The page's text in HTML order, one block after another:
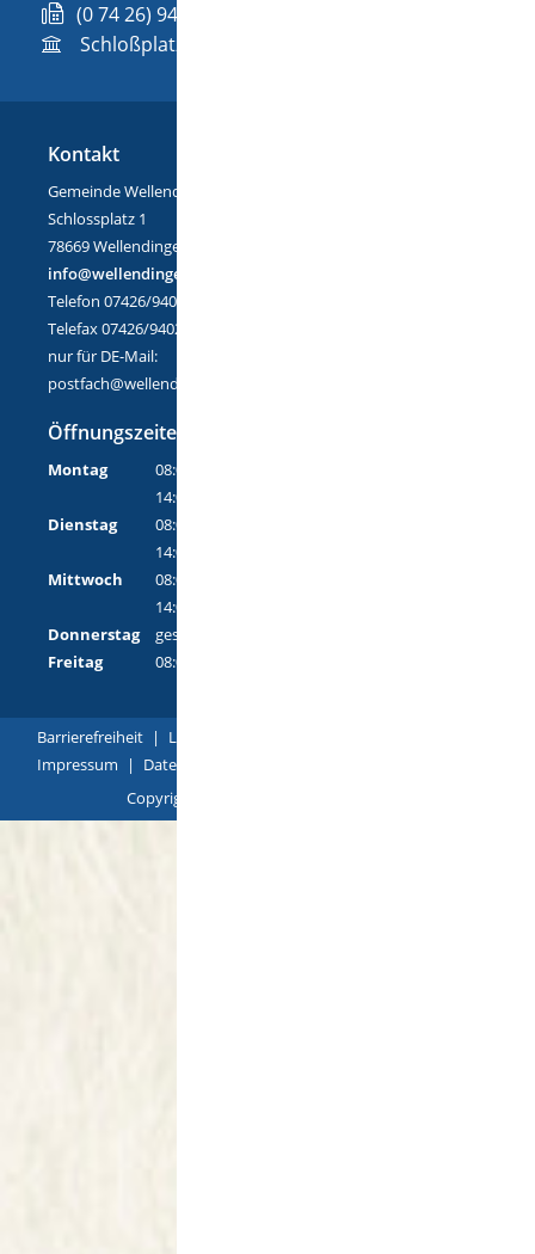
(07426) 94
Schloßplatz 1, 78669 Wellendingen
Kontakt
Gemeinde Wellendingen
Schlossplatz 1
78669 Wellendingen
info@wellendingen.de
Telefon 07426/9402-0
Telefax 07426/9402-25
nur für DE-Mail:
postfach@wellendingen.de-mail.de
Öffnungszeiten
Montag
08:00 Uhr - 12:00 Uhr
14:00 Uhr - 18:00 Uhr
Dienstag
08:00 Uhr - 12:00 Uhr
14:00 Uhr - 16:00 Uhr
Mittwoch
08:00 Uhr - 12:00 Uhr
14:00 Uhr - 16:00 Uhr
Donnerstag
geschlossen
Freitag
08:00 Uhr - 12:00 Uhr
Barrierefreiheit | Leichte Sprache
Impressum
| Datenschutz
Copyright © 2018 |